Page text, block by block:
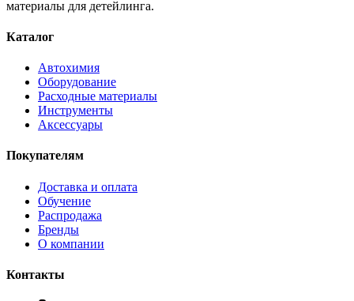
материалы для детейлинга.
Каталог
Автохимия
Оборудование
Расходные материалы
Инструменты
Аксессуары
Покупателям
Доставка и оплата
Обучение
Распродажа
Бренды
О компании
Контакты